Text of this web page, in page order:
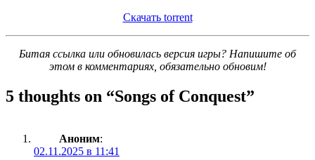
Скачать torrent
Битая ссылка или обновилась версия игры? Напишите об
этом в комментариях, обязательно обновим!
5 thoughts on “Songs of Conquest”
Аноним:
02.11.2025 в 11:41